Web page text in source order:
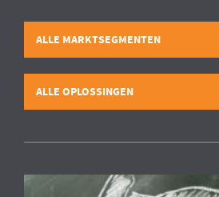
ALLE MARKTSEGMENTEN
ALLE OPLOSSINGEN